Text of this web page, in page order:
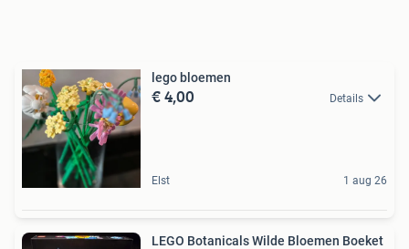
lego bloemen
€ 4,00 Details
Elst 1 aug 26
LEGO Botanicals Wilde Bloemen Boeket